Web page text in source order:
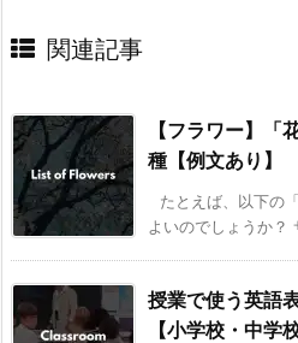
関連記事
【フラワー】「
種【例文あり】
たとえば、以下の
よいのでしょうか？
授業で使う英語
【小学校・中学